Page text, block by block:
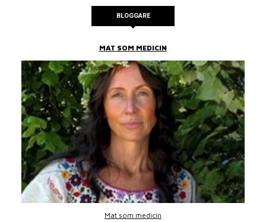
BLOGGARE
MAT SOM MEDICIN
Mat som medicin